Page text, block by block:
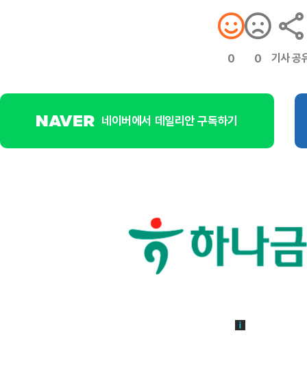
0 0 기사 공
네이버에서 데일리안 구독하기